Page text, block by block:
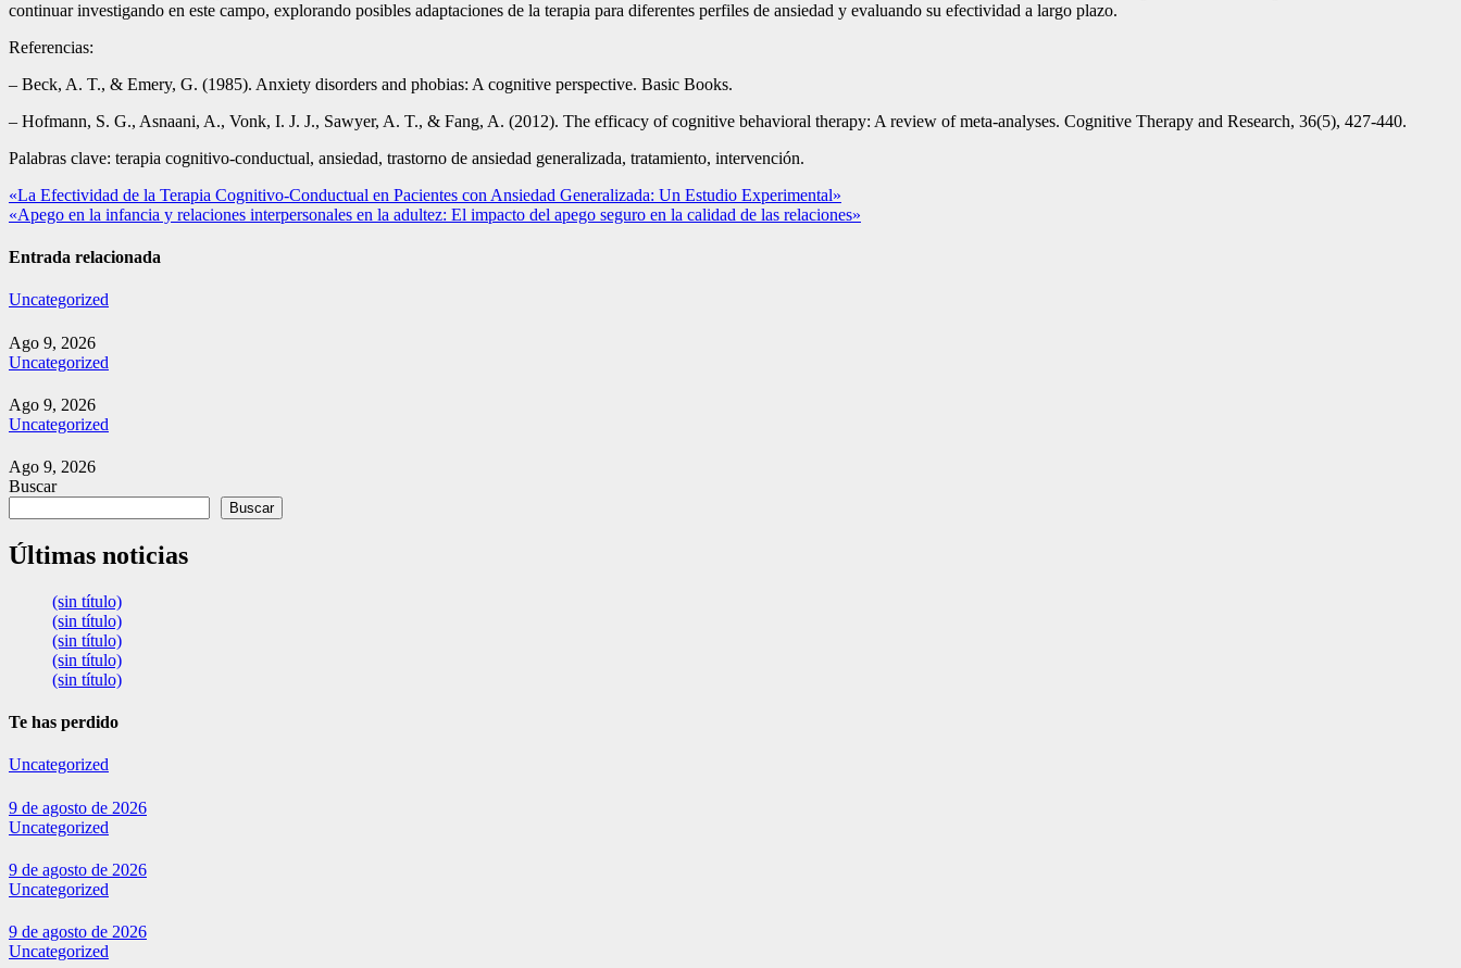
continuar investigando en este campo, explorando posibles adaptaciones de la terapia para diferentes perfiles de ansiedad y evaluando su efectividad a largo plazo.
Referencias:
– Beck, A. T., & Emery, G. (1985). Anxiety disorders and phobias: A cognitive perspective. Basic Books.
– Hofmann, S. G., Asnaani, A., Vonk, I. J. J., Sawyer, A. T., & Fang, A. (2012). The efficacy of cognitive behavioral therapy: A review of meta-analyses. Cognitive Therapy and Research, 36(5), 427-440.
Palabras clave: terapia cognitivo-conductual, ansiedad, trastorno de ansiedad generalizada, tratamiento, intervención.
Navegación
de
entradas
«La Efectividad de la Terapia Cognitivo-Conductual en Pacientes con Ansiedad Generalizada: Un Estudio Experimental»
«Apego en la infancia y relaciones interpersonales en la adultez: El impacto del apego seguro en la calidad de las relaciones»
Entrada relacionada
Uncategorized
Ago 9, 2026
Uncategorized
Ago 9, 2026
Uncategorized
Ago 9, 2026
Buscar
Buscar
Últimas noticias
(sin título)
(sin título)
(sin título)
(sin título)
(sin título)
Te has perdido
Uncategorized
9 de agosto de 2026
Uncategorized
9 de agosto de 2026
Uncategorized
9 de agosto de 2026
Uncategorized